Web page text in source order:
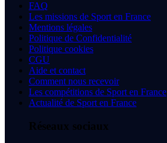
FAQ
Les missions de Sport en France
Mentions légales
Politique de Confidentialité
Politique cookies
CGU
Aide et contact
Comment nous recevoir
Les compétitions de Sport en France
Actualité de Sport en France
Réseaux sociaux